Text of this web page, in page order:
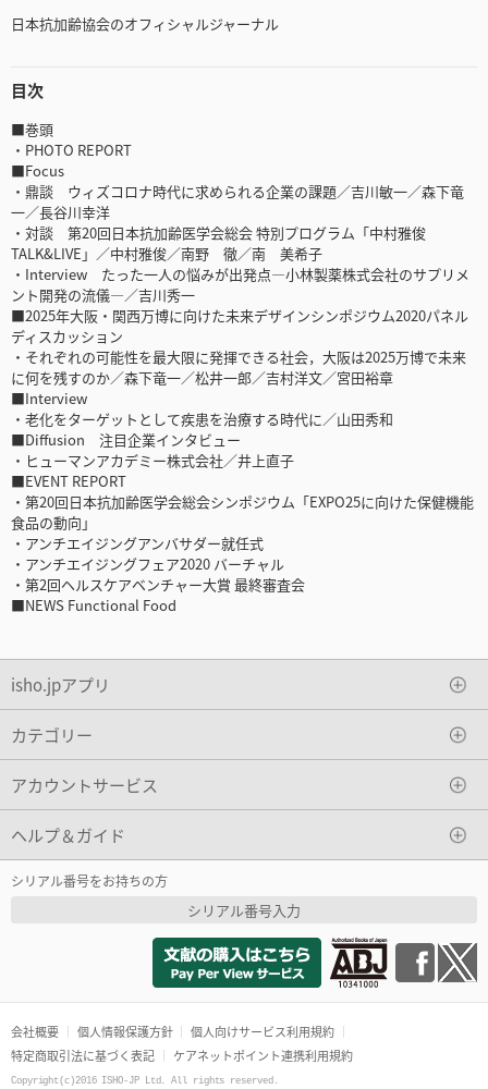
日本抗加齢協会のオフィシャルジャーナル
目次
■巻頭
・PHOTO REPORT
■Focus
・鼎談 ウィズコロナ時代に求められる企業の課題／吉川敏一／森下竜
一／長谷川幸洋
・対談 第20回日本抗加齢医学会総会 特別プログラム「中村雅俊
TALK&LIVE」／中村雅俊／南野 徹／南 美希子
・Interview たった一人の悩みが出発点―小林製薬株式会社のサプリメ
ント開発の流儀―／吉川秀一
■2025年大阪・関西万博に向けた未来デザインシンポジウム2020パネル
ディスカッション
・それぞれの可能性を最大限に発揮できる社会，大阪は2025万博で未来
に何を残すのか／森下竜一／松井一郎／吉村洋文／宮田裕章
■Interview
・老化をターゲットとして疾患を治療する時代に／山田秀和
■Diffusion 注目企業インタビュー
・ヒューマンアカデミー株式会社／井上直子
■EVENT REPORT
・第20回日本抗加齢医学会総会シンポジウム「EXPO25に向けた保健機能
食品の動向」
・アンチエイジングアンバサダー就任式
・アンチエイジングフェア2020 バーチャル
・第2回ヘルスケアベンチャー大賞 最終審査会
■NEWS Functional Food
isho.jpアプリ
カテゴリー
アカウントサービス
ヘルプ＆ガイド
シリアル番号をお持ちの方
シリアル番号入力
会社概要 個人情報保護方針
個人向けサービス利用規約
特定商取引法に基づく表記
ケアネットポイント連携利用規約
Copyright(c)2016 ISHO-JP Ltd. All rights reserved.